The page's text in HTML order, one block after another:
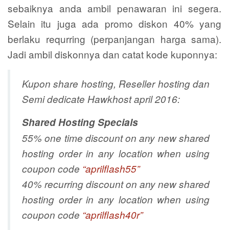
sebaiknya anda ambil penawaran ini segera.
Selain itu juga ada promo diskon 40% yang
berlaku requrring (perpanjangan harga sama).
Jadi ambil diskonnya dan catat kode kuponnya:
Kupon share hosting, Reseller hosting dan
Semi dedicate Hawkhost april 2016:
Shared Hosting Specials
55% one time discount on any new shared
hosting order in any location when using
coupon code “aprilflash55”
40% recurring discount on any new shared
hosting order in any location when using
coupon code “aprilflash40r”